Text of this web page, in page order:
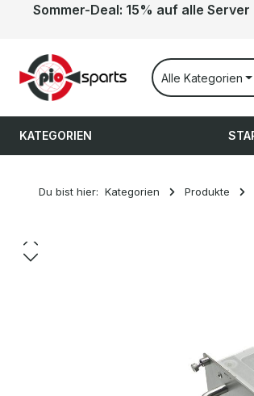
Hauptinhalt springen
Zur Suche springen
Zur Hauptnavigation springen
Sommer-Deal: 15% auf alle
Alle Kategorien
KATEGORIEN
Du bist hier: Kategorien Produkte
Bildergalerie überspringen